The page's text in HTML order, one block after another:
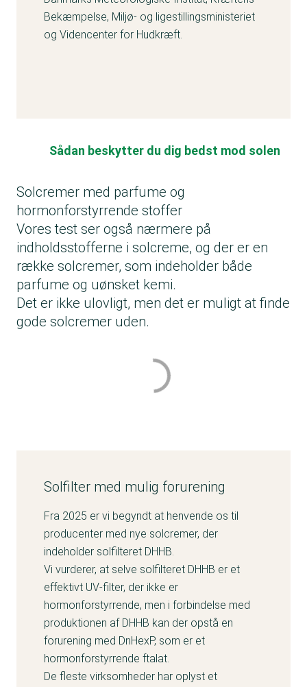
Bekæmpelse, Miljø- og ligestillingsministeriet
og Videncenter for Hudkræft.
Sådan beskytter du dig bedst mod solen
Solcremer med parfume og
hormonforstyrrende stoffer
Vores test ser også nærmere på
indholdsstofferne i solcreme, og der er en
række solcremer, som indeholder både
parfume og uønsket kemi.
Det er ikke ulovligt, men det er muligt at finde
gode solcremer uden.
Solfilter med mulig forurening
Fra 2025 er vi begyndt at henvende os til
producenter med nye solcremer, der
indeholder solfilteret DHHB.
Vi vurderer, at selve solfilteret DHHB er et
effektivt UV-filter, der ikke er
hormonforstyrrende, men i forbindelse med
produktionen af DHHB kan der opstå en
forurening med DnHexP, som er et
hormonforstyrrende ftalat.
De fleste virksomheder har oplyst et